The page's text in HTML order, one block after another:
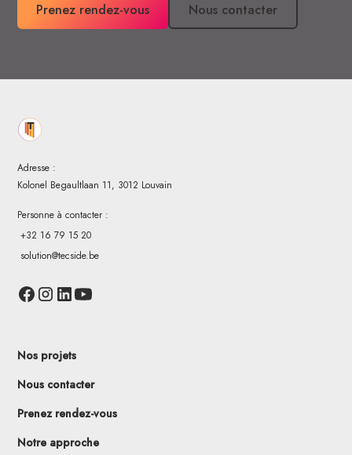
Prenez rendez-vous Nous contacter
Adresse :
Kolonel Begaultlaan 11, 3012 Louvain
Personne à contacter :
+32 16 79 15 20
solution@tecside.be
Nos projets
Nous contacter
Prenez rendez-vous
Notre approche